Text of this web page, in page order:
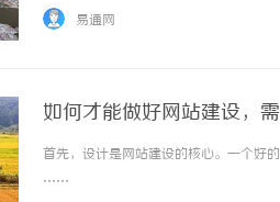
易通网
如何才能做好网站建设，
首先，设计是网站建设的核心。一个好
……